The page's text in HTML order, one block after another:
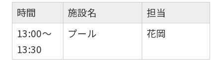
時間
13:00～
13:30
施設名
プール
担当
花岡